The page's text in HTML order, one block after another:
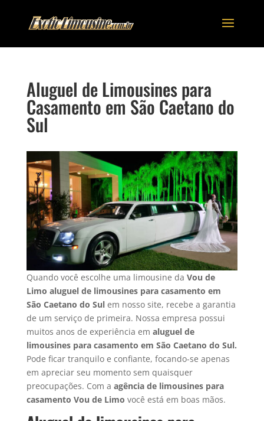
Aluguel de Limousines para
Casamento em São Caetano do
Sul
Quando você escolhe uma limousine da Vou de
Limo aluguel de limousines para casamento em
São Caetano do Sul em nosso site, recebe a garantia
de um serviço de primeira. Nossa empresa possui
muitos anos de experiência em aluguel de
limousines para casamento em São Caetano do Sul.
Pode ficar tranquilo e confiante, focando-se apenas
em apreciar seu momento sem quaisquer
preocupações. Com a agência de limousines para
casamento Vou de Limo você está em boas mãos.